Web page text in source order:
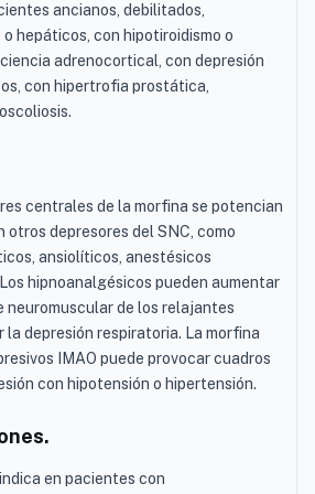
ancianos, debilitados,
hepáticos, con hipotiroidismo o
adrenocortical, con depresión
con hipertrofia prostática,
centrales de la morfina se potencian
otros depresores del SNC, como
ansiolíticos, anestésicos
hipnoanalgésicos pueden aumentar
de los relajantes
la depresión respiratoria. La morfina
IMAO puede provocar cuadros
con hipotensión o hipertensión.
en pacientes con